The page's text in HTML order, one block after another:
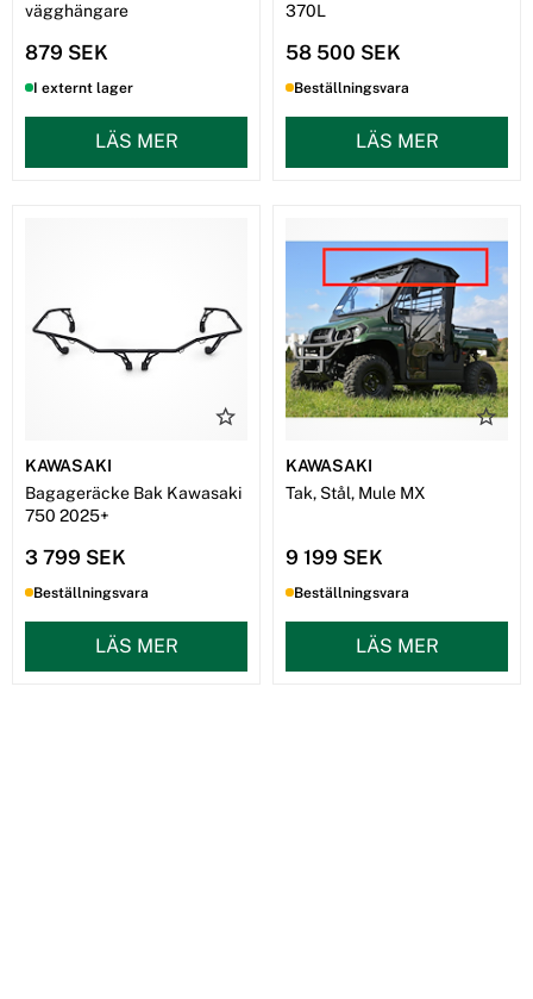
vägghängare
879 SEK
I externt lager
LÄS MER
370L
58 500 SEK
Beställningsvara
LÄS MER
KAWASAKI
Bagageräcke Bak Kawasaki
750 2025+
3 799 SEK
Beställningsvara
LÄS MER
KAWASAKI
Tak, Stål, Mule MX
9 199 SEK
Beställningsvara
LÄS MER